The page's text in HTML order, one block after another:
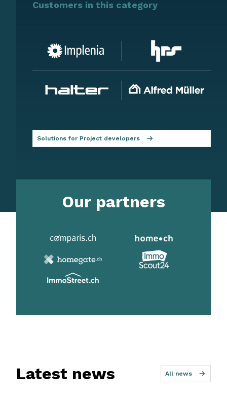
Customers in this category
Solutions for Project developers
Our partners
Latest news All news